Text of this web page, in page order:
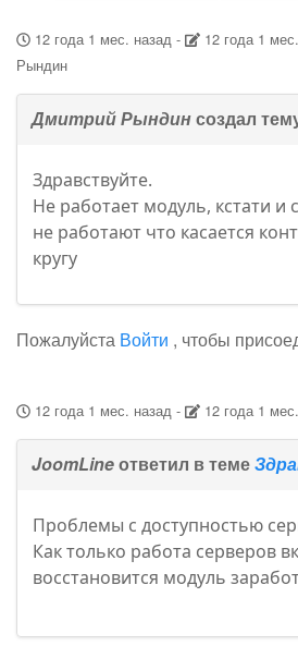
12 года 1 мес. назад- 12 года 1
Рындин
Дмитрий Рындинсоздал
Здравствуйте.
Не работает модуль, кстати и
не работают что касается
кругу
Пожалуйста Войти , чтобы
12 года 1 мес. назад- 12 года 1
JoomLineответил в теме
Проблемы с доступностью
Как только работа серверов
восстановится модуль